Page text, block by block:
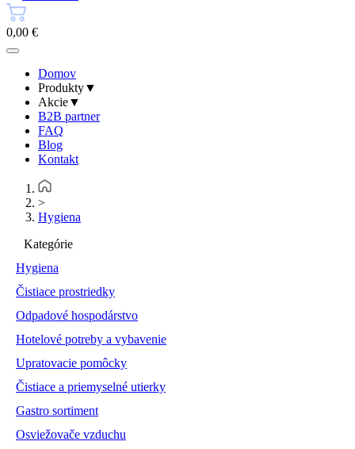
0,00 €
Domov
Produkty▼
Akcie▼
B2B partner
FAQ
Blog
Kontakt
>
Hygiena
Kategórie
Hygiena
Čistiace prostriedky
Odpadové hospodárstvo
Hotelové potreby a vybavenie
Upratovacie pomôcky
Čistiace a priemyselné utierky
Gastro sortiment
Osviežovače vzduchu